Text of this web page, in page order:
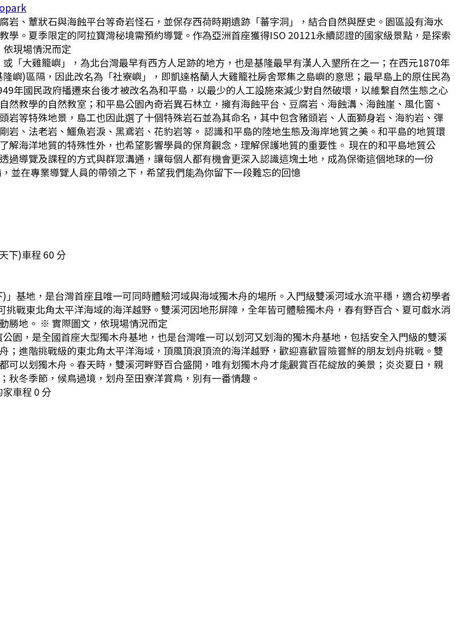
岩、蕈狀石與海蝕平台等奇岩怪石，並保存西荷時期遺跡「蕃字洞」，結合自然與歷史。園區設有海水
學。夏季限定的阿拉寶灣秘境需預約導覽。作為亞洲首座獲得ISO 20121永續認證的國家級景點，是探索
現場情況而定
「大雞籠嶼」，為北台灣最早有西方人足跡的地方，也是基隆最早有漢人入墾所在之一；在西元1870年
嶼)區隔，因此改名為「社寮嶼」，即凱達格蘭人大雞籠社房舍聚集之島嶼的意思；最早島上的原住民為
年國民政府播遷來台後才被改名為和平島，以最少的人工設施來減少對自然破壞，以維繫自然生態之心
然教學的自然教室；和平島公園內奇岩異石林立，擁有海蝕平台、豆腐岩、海蝕溝、海蝕崖、風化窗、
岩等特殊地景，島工也因此選了十個特殊岩石並為其命名，其中包含豬頭岩、人面獅身岩、海豹岩、彈
岩、法老岩、鱷魚岩淚、黑鳶岩、花豹岩等。 認識和平島的陸地生態及海岸地質之美。和平島的地質環
解海洋地質的特殊性外，也希望影響學員的保育觀念，理解保護地質的重要性。 現在的和平島地質公
過導覽及課程的方式與群眾溝通，讓每個人都有機會更深入認識這塊土地，成為保衛這個地球的一份
並在專業導覽人員的帶領之下，希望我們能為你留下一段難忘的回憶
下)車程 60 分
基地，是台灣首座且唯一可同時體驗河域與海域獨木舟的場所。入門級雙溪河域水流平穩，適合初學者
戰東北角太平洋海域的海洋越野。雙溪河因地形屏障，全年皆可體驗獨木舟，春有野百合、夏可戲水消
勝地。 ※ 實際圖文，依現場情況而定
園，是全國首座大型獨木舟基地，也是台灣唯一可以划河又划海的獨木舟基地，包括安全入門級的雙溪
；進階挑戰級的東北角太平洋海域，頂風頂浪頂流的海洋越野，歡迎喜歡冒險嘗鮮的朋友划舟挑戰。雙
可以划獨木舟。春天時，雙溪河畔野百合盛開，唯有划獨木舟才能觀賞百花綻放的美景；炎炎夏日，親
秋冬季節，候鳥過境，划舟至田寮洋賞鳥，別有一番情趣。
家車程 0 分